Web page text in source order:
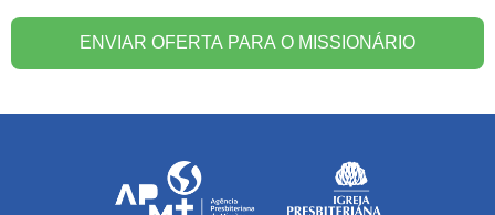
ENVIAR OFERTA PARA O MISSIONÁRIO